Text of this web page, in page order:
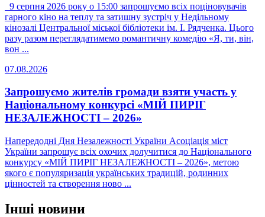
9 серпня 2026 року о 15:00 запрошуємо всіх поціновувачів
гарного кіно на теплу та затишну зустріч у Недільному
кінозалі Центральної міської бібліотеки ім. І. Рядченка. Цього
разу разом переглядатимемо романтичну комедію «Я, ти, він,
вон ...
07.08.2026
Запрошуємо жителів громади взяти участь у
Національному конкурсі «МІЙ ПИРІГ
НЕЗАЛЕЖНОСТІ – 2026»
Напередодні Дня Незалежності України Асоціація міст
України запрошує всіх охочих долучитися до Національного
конкурсу «МІЙ ПИРІГ НЕЗАЛЕЖНОСТІ – 2026», метою
якого є популяризація українських традицій, родинних
цінностей та створення ново ...
Інші новини